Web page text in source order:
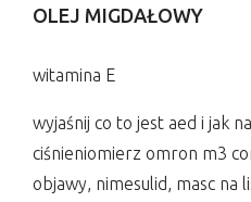
OLEJ MIGDAŁOWY
witamina E
wyjaśnij co to jest aed i jak
ciśnieniomierz omron m3
objawy, nimesulid, masc na